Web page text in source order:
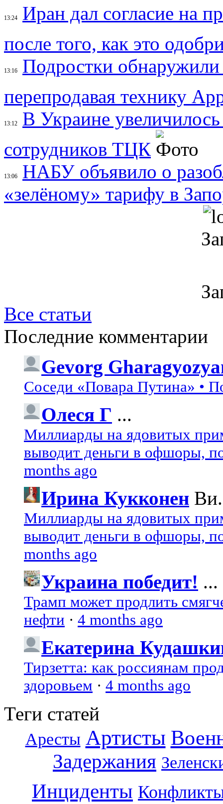
13:24
Иран дал согласие на
после того, как это
13:16
Подростки обнаружили
перепродавая технику
13:12
В Украине
сотрудников ТЦК
13:06
НАБУ объявило о
«зелёному» тарифу в
Все статьи
Последние комментарии
Gevorg
Соседи «Повара Путина» •
Олеся Г ...
Миллиарды на ядовитых
выводит деньги в офшоры,
months ago
Ирина Кукконен
Миллиарды на ядовитых
выводит деньги в офшоры,
months ago
Украина победит! ...
Трамп может продлить
нефти · 4 months ago
Екатерина
Тирзетта: как россиянам
здоровьем · 4 months ago
Теги статей
Аресты Артисты
Задержания
Инциденты